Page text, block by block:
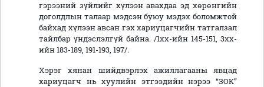
гэрээний зүйлийг хүлээн авахдаа эд хөрөнгийн
доголдлын талаар мэдсэн буюу мэдэх боломжтой
байхад хүлээн авсан гэх хариуцагчийн татгалзал
тайлбар үндэслэлгүй байна. /1хх-ийн 145-151, 3хх-
ийн 183-189, 191-193, 197/.
Хэрэг хянан шийдвэрлэх ажиллагааны явцад
хариуцагч нь хуулийн этгээдийн нэрээ “ЗОК”